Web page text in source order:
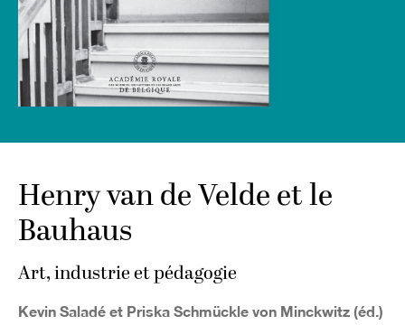
Henry van de Velde et le
Bauhaus
Art, industrie et pédagogie
Kevin Saladé et Priska Schmückle von Minckwitz (éd.)